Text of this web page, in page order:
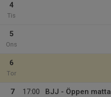
4
Tis
5
Ons
6
Tor
7
17:00
BJJ - Öppen matta